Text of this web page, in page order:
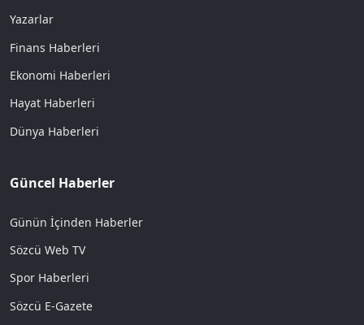
Yazarlar
Finans Haberleri
Ekonomi Haberleri
Hayat Haberleri
Dünya Haberleri
Güncel Haberler
Günün İçinden Haberler
Sözcü Web TV
Spor Haberleri
Sözcü E-Gazete